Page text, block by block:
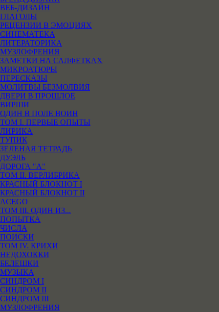
ВЕБ-ДИЗАЙН
ГЛАГОЛЫ
РЕЦЕНЗИИ В ЭМОЦИЯХ
СИНЕМАТЕКА
ЛИТЕРАТОРИКА
МУЗЛОФРЕНИЯ
ЗАМЕТКИ НА САЛФЕТКАХ
МИКРОАТЮРЫ
ПЕРЕСКАЗЫ
МОЛИТВЫ БЕЗМОЛВИЯ
ДВЕРИ В ПРОШЛОЕ
ВИРШИ
ОДИН В ПОЛЕ ВОИН
ТОМ I. ПЕРВЫЕ ОПЫТЫ
ЛИРИКА
ТУПИК
ЗЕЛЕНАЯ ТЕТРАДЬ
ДУЭЛЬ
ДОРОГА "А"
ТОМ II. ВЕРЛИБРИКА
КРАСНЫЙ БЛОКНОТ I
КРАСНЫЙ БЛОКНОТ II
ACEGO
ТОМ III. ОДИН ИЗ...
ПОПЫТКА
ЧИСЛА
ПОИСКИ
ТОМ IV. КРИХИ
НЕДОХОККИ
БЕЛЕШКИ
МУЗЫКА
СИНДРОМ I
СИНДРОМ II
СИНДРОМ III
МУЗЛОФРЕНИЯ